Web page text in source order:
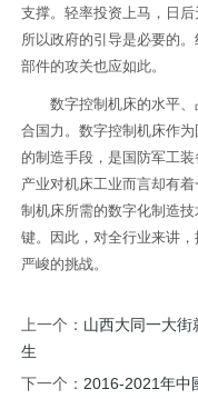
支撑。轻率投资上马，日
所以政府的引导是必要的
部件的攻关也应如此。
数字控制机床的水平、
合国力。数字控制机床作
的制造手段，是国防军工
产业对机床工业而言却有
制机床所需的数字化制造
键。因此，对全行业来讲
严峻的挑战。
上一个： 山西大同一大街
生
下一个： 2016-2021年中